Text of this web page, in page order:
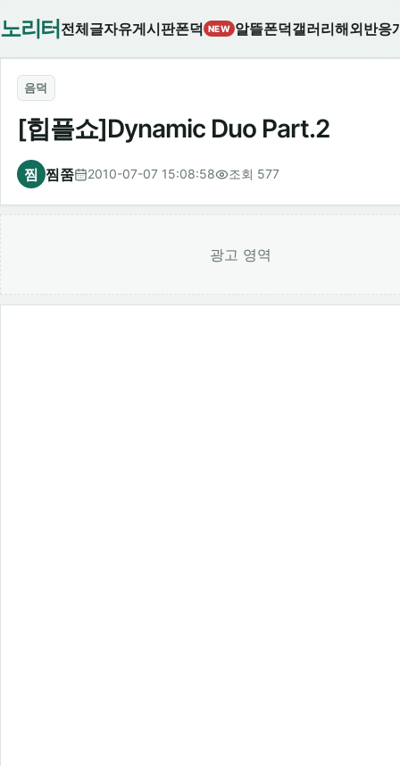
노리터 전체글자유게시판폰덕 NEW 알뜰폰덕갤러리해외반응
음덕
[힙플쇼]Dynamic Duo Part.2
찜 찜쭘 2010-07-07 15:08:58 조회 577
광고 영역